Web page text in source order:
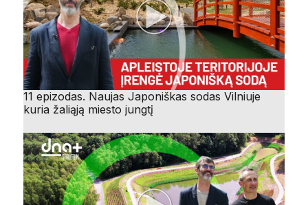
11 epizodas. Naujas Japoniškas sodas Vilniuje
kuria žaliąją miesto jungtį